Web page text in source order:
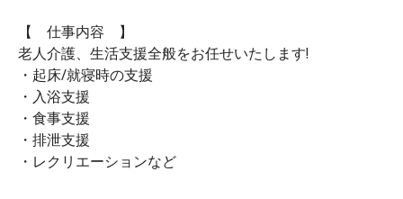
【 仕事内容 】
老人介護、生活支援全般をお任せいたします!
・起床/就寝時の支援
・入浴支援
・食事支援
・排泄支援
・レクリエーションなど